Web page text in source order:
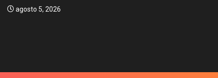
agosto 5, 2026